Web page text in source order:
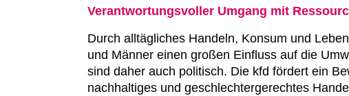
Verantwortungsvoller Umgang mit
Durch alltägliches Handeln, Konsum und
und Männer einen großen Einfluss auf die
sind daher auch politisch. Die kfd fördert ein
nachhaltiges und geschlechtergerechtes